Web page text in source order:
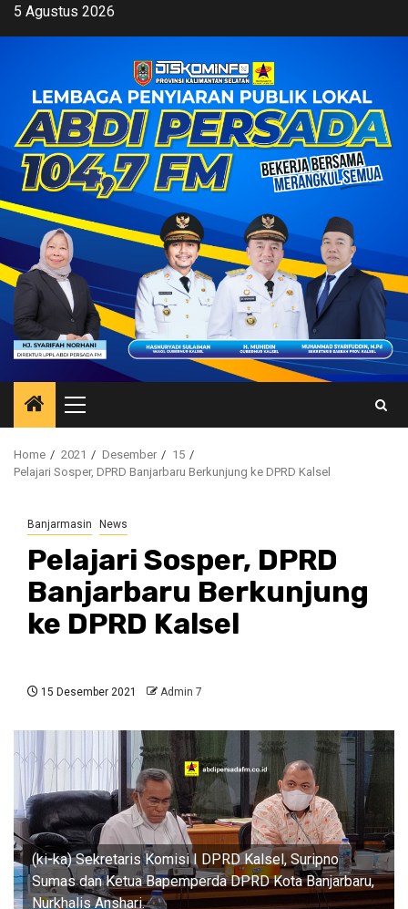
Skip5 Agustus 2026
Primary
Menu
Home 2021 Desember
15
Pelajari Sosper, DPRD Banjarbaru Berkunjung ke DPRD Kalsel
Banjarmasin News
Pelajari Sosper, DPRD
Banjarbaru Berkunjung
ke DPRD Kalsel
15 Desember 2021 Admin 7
(ki-ka) Sekretaris Komisi I DPRD Kalsel, Suripno
Sumas dan Ketua Bapemperda DPRD Kota Banjarbaru,
Nurkhalis Anshari.